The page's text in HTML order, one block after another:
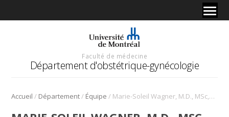
Faculté de médecine
Département d'obstétrique-gynécologie
Accueil / Département/ Équipe / Marie-Soleil Wagner, M.D., MSc, F.R.C.S.C., F.A.C.O.G.